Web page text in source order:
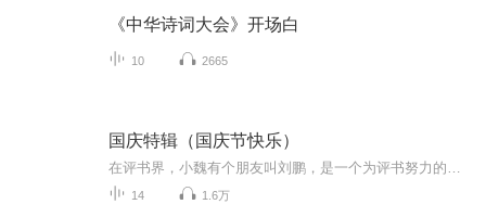
《中华诗词大会》开场白
10 2665
国庆特辑（国庆节快乐）
14 1.6万